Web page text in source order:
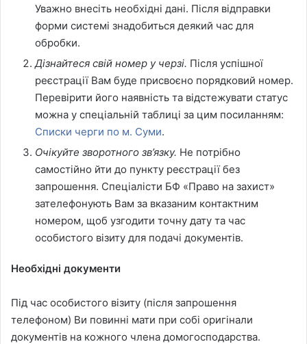
Уважно внесіть необхідні дані. Після відправки
форми системі знадобиться деякий час для
обробки.
Дізнайтеся свій номер у черзі. Після успішної
реєстрації Вам буде присвоєно порядковий номер.
Перевірити його наявність та відстежувати статус
можна у спеціальній таблиці за цим посиланням:
Списки черги по м. Суми.
Очікуйте зворотного зв’язку. Не потрібно
самостійно йти до пункту реєстрації без
запрошення. Спеціалісти БФ «Право на захист»
зателефонують Вам за вказаним контактним
номером, щоб узгодити точну дату та час
особистого візиту для подачі документів.
Необхідні документи
Під час особистого візиту (після запрошення
телефоном) Ви повинні мати при собі оригінали
документів на кожного члена домогосподарства.